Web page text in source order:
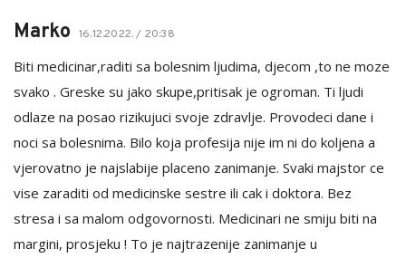
Marko 16.12.2022. / 20:38
Biti medicinar,raditi sa bolesnim ljudima, djecom ,to ne moze
svako . Greske su jako skupe,pritisak je ogroman. Ti ljudi
odlaze na posao rizikujuci svoje zdravlje. Provodeci dane i
noci sa bolesnima. Bilo koja profesija nije im ni do koljena a
vjerovatno je najslabije placeno zanimanje. Svaki majstor ce
vise zaraditi od medicinske sestre ili cak i doktora. Bez
stresa i sa malom odgovornosti. Medicinari ne smiju biti na
margini, prosjeku ! To je najtrazenije zanimanje u